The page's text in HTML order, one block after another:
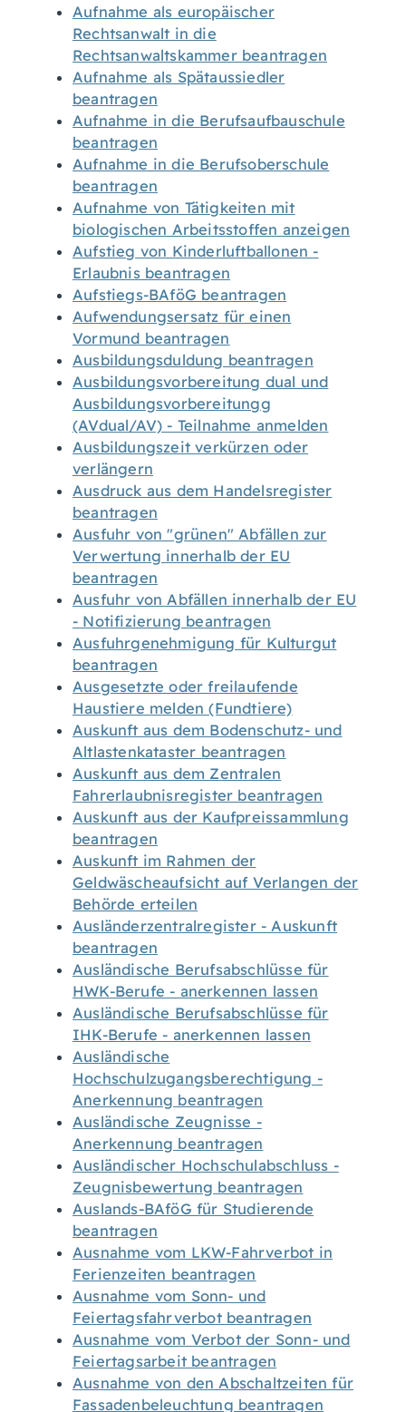
Aufnahme als europäischer
Rechtsanwalt in die
Rechtsanwaltskammer beantragen
Aufnahme als Spätaussiedler
beantragen
Aufnahme in die Berufsaufbauschule
beantragen
Aufnahme in die Berufsoberschule
beantragen
Aufnahme von Tätigkeiten mit
biologischen Arbeitsstoffen anzeigen
Aufstieg von Kinderluftballonen -
Erlaubnis beantragen
Aufstiegs-BAföG beantragen
Aufwendungsersatz für einen
Vormund beantragen
Ausbildungsduldung beantragen
Ausbildungsvorbereitung dual und
Ausbildungsvorbereitungg
(AVdual/AV) - Teilnahme anmelden
Ausbildungszeit verkürzen oder
verlängern
Ausdruck aus dem Handelsregister
beantragen
Ausfuhr von "grünen" Abfällen zur
Verwertung innerhalb der EU
beantragen
Ausfuhr von Abfällen innerhalb der EU
- Notifizierung beantragen
Ausfuhrgenehmigung für Kulturgut
beantragen
Ausgesetzte oder freilaufende
Haustiere melden (Fundtiere)
Auskunft aus dem Bodenschutz- und
Altlastenkataster beantragen
Auskunft aus dem Zentralen
Fahrerlaubnisregister beantragen
Auskunft aus der Kaufpreissammlung
beantragen
Auskunft im Rahmen der
Geldwäscheaufsicht auf Verlangen der
Behörde erteilen
Ausländerzentralregister - Auskunft
beantragen
Ausländische Berufsabschlüsse für
HWK-Berufe - anerkennen lassen
Ausländische Berufsabschlüsse für
IHK-Berufe - anerkennen lassen
Ausländische
Hochschulzugangsberechtigung -
Anerkennung beantragen
Ausländische Zeugnisse -
Anerkennung beantragen
Ausländischer Hochschulabschluss -
Zeugnisbewertung beantragen
Auslands-BAföG für Studierende
beantragen
Ausnahme vom LKW-Fahrverbot in
Ferienzeiten beantragen
Ausnahme vom Sonn- und
Feiertagsfahrverbot beantragen
Ausnahme vom Verbot der Sonn- und
Feiertagsarbeit beantragen
Ausnahme von den Abschaltzeiten für
Fassadenbeleuchtung beantragen